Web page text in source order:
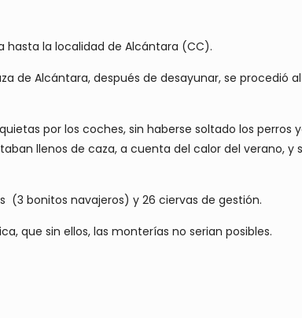
hasta la localidad de Alcántara (CC).
de Alcántara, después de desayunar, se procedió
por los coches, sin haberse soltado los
llenos de caza, a cuenta del calor del verano,
(3 bonitos navajeros) y 26 ciervas de gestión.
que sin ellos, las monterías no serian posibles.